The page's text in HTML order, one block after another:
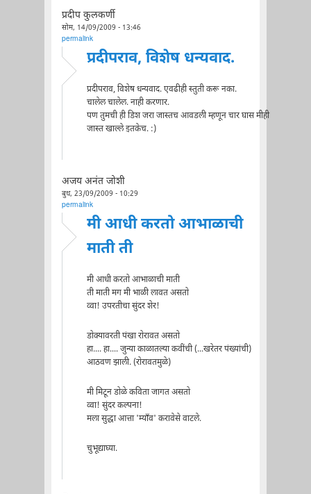
प्रदीप कुलकर्णी
सोम, 14/09/2009 - 13:46
permalink
प्रदीपराव, विशेष धन्यवाद.
प्रदीपराव, विशेष धन्यवाद. एवढीही स्तुती करू नका.
चालेल चालेल. नाही करणार.
पण तुमची ही डिश जरा जास्तच आवडली म्हणून चार घास मीही
जास्त खाल्ले इतकेच. :)
अजय अनंत जोशी
बुध, 23/09/2009 - 10:29
permalink
मी आधी करतो आभाळाची
माती ती
मी आधी करतो आभाळाची माती
ती माती मग मी भाळी लावत असतो
व्वा! उपरतीचा सुंदर शेर!
डोक्यावरती पंखा रोरावत असतो
हा.... हा.... जुन्या काळातल्या कवींची (...खरेतर पंख्यांची)
आठवण झाली. (रोरावतमुळे)
मी मिटून डोळे कविता जागत असतो
व्वा! सुंदर कल्पना!
मला सुद्धा आत्ता 'म्याँव' करावेसे वाटले.
चुभूद्याघ्या.